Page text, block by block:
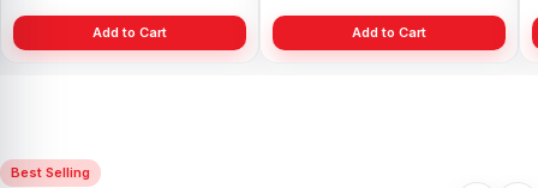
Add to Cart Add to Cart
Best Selling